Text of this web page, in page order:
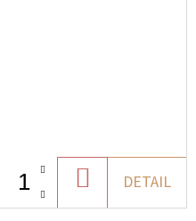
KOŠÍKU
DETAIL